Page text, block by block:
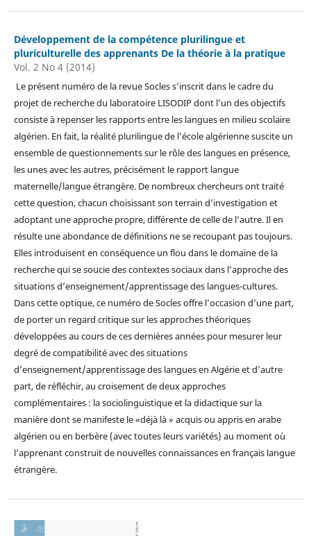
Développement de la compétence plurilingue et
pluriculturelle des apprenants De la théorie à la pratique
Vol. 2 No 4 (2014)
Le présent numéro de la revue Socles s’inscrit dans le cadre du
projet de recherche du laboratoire LISODIP dont l’un des objectifs
consiste à repenser les rapports entre les langues en milieu scolaire
algérien. En fait, la réalité plurilingue de l’école algérienne suscite un
ensemble de questionnements sur le rôle des langues en présence,
les unes avec les autres, précisément le rapport langue
maternelle/langue étrangère. De nombreux chercheurs ont traité
cette question, chacun choisissant son terrain d’investigation et
adoptant une approche propre, différente de celle de l’autre. Il en
résulte une abondance de définitions ne se recoupant pas toujours.
Elles introduisent en conséquence un flou dans le domaine de la
recherche qui se soucie des contextes sociaux dans l’approche des
situations d’enseignement/apprentissage des langues-cultures.
Dans cette optique, ce numéro de Socles offre l’occasion d’une part,
de porter un regard critique sur les approches théoriques
développées au cours de ces dernières années pour mesurer leur
degré de compatibilité avec des situations
d’enseignement/apprentissage des langues en Algérie et d’autre
part, de réfléchir, au croisement de deux approches
complémentaires : la sociolinguistique et la didactique sur la
manière dont se manifeste le «déjà là » acquis ou appris en arabe
algérien ou en berbère (avec toutes leurs variétés) au moment où
l’apprenant construit de nouvelles connaissances en français langue
étrangère.